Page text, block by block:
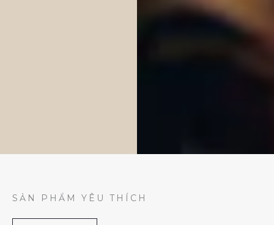
SẢN PHẨM YÊU THÍCH